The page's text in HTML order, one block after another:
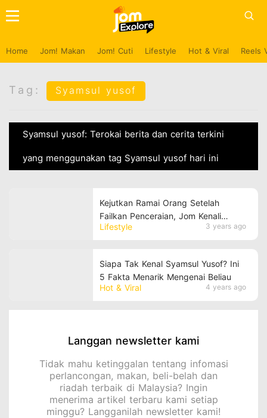
Home Jom! Makan Jom! Cuti Lifestyle Hot & Viral Reels
Tag: Syamsul yusof
Syamsul yusof: Terokai berita dan cerita terkini
yang menggunakan tag Syamsul yusof hari ini
Lifestyle 3 years ago
Kejutkan Ramai Orang Setelah
Failkan Penceraian, Jom Kenali
Pemilik Nama Diana Danielle!
Hot & Viral 4 years ago
Siapa Tak Kenal Syamsul Yusof? Ini
5 Fakta Menarik Mengenai Beliau
Langgan newsletter kami
Tidak mahu ketinggalan tentang infomasi
perlancongan, makan, beli-belah dan
riadah terbaik di Malaysia? Ingin
menerima artikel terbaru kami setiap
minggu? Langganilah newsletter kami!